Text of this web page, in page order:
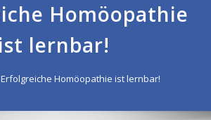
Homöopathie
ist lernbar!
Erfolgreiche Homöopathie ist lernbar!